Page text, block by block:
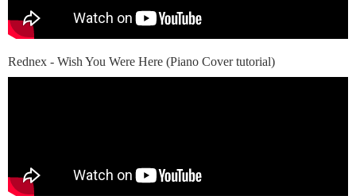
Rednex - Wish You Were Here (Piano Cover tutorial)